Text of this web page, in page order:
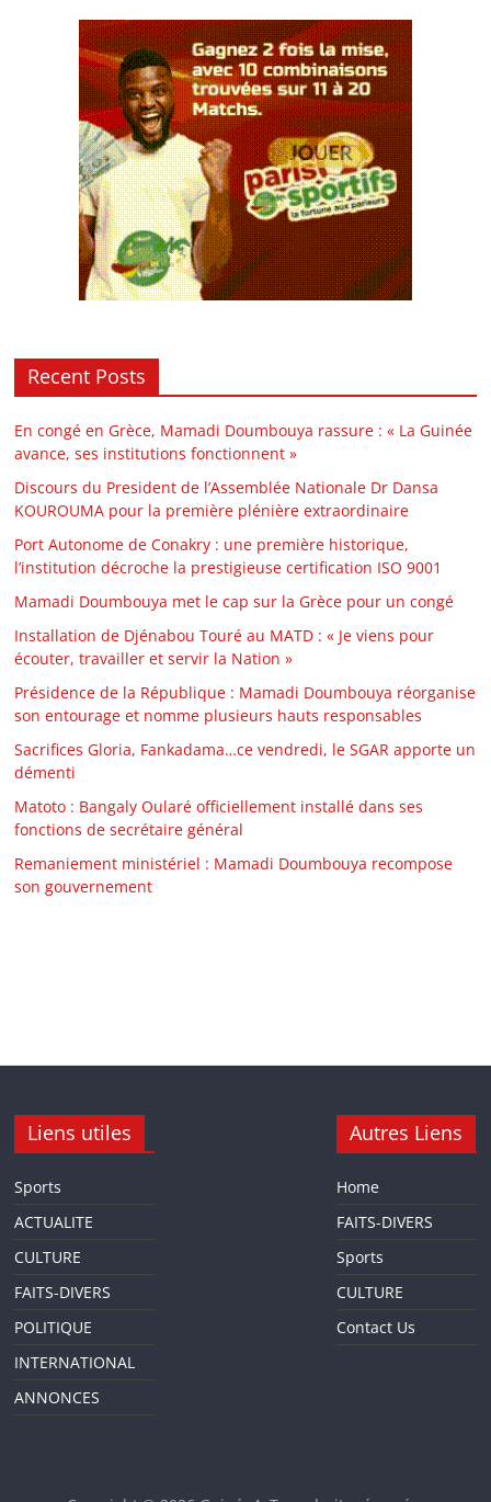
Recent Posts
En congé en Grèce, Mamadi Doumbouya rassure : « La Guinée
avance, ses institutions fonctionnent »
Discours du President de l’Assemblée Nationale Dr Dansa
KOUROUMA pour la première plénière extraordinaire
Port Autonome de Conakry : une première historique,
l’institution décroche la prestigieuse certification ISO 9001
Mamadi Doumbouya met le cap sur la Grèce pour un congé
Installation de Djénabou Touré au MATD : « Je viens pour
écouter, travailler et servir la Nation »
Présidence de la République : Mamadi Doumbouya réorganise
son entourage et nomme plusieurs hauts responsables
Sacrifices Gloria, Fankadama…ce vendredi, le SGAR apporte un
démenti
Matoto : Bangaly Oularé officiellement installé dans ses
fonctions de secrétaire général
Remaniement ministériel : Mamadi Doumbouya recompose
son gouvernement
Liens utiles
Sports
ACTUALITE
CULTURE
FAITS-DIVERS
POLITIQUE
INTERNATIONAL
ANNONCES
Autres Liens
Home
FAITS-DIVERS
Sports
CULTURE
Contact Us